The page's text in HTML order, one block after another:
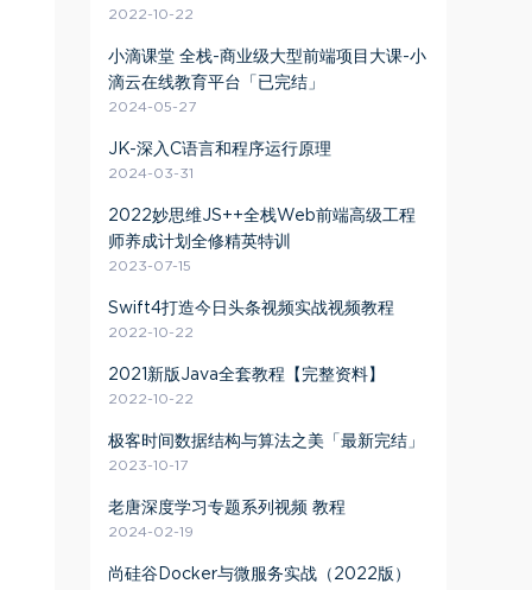
2022-10-22
小滴课堂 全栈-商业级大型前端项目大课-小
滴云在线教育平台「已完结」
2024-05-27
JK-深入C语言和程序运行原理
2024-03-31
2022妙思维JS++全栈Web前端高级工程
师养成计划全修精英特训
2023-07-15
Swift4打造今日头条视频实战视频教程
2022-10-22
2021新版Java全套教程【完整资料】
2022-10-22
极客时间数据结构与算法之美「最新完结」
2023-10-17
老唐深度学习专题系列视频 教程
2024-02-19
尚硅谷Docker与微服务实战（2022版）